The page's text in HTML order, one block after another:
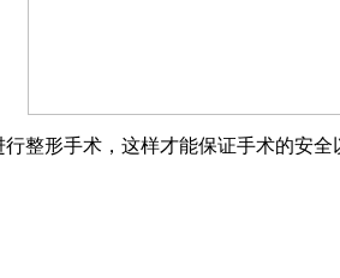
整形手术，这样才能保证手术的安全